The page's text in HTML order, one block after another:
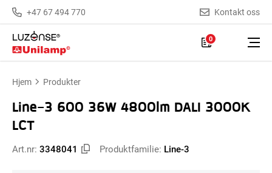
+47 67 494 770 Kontakt oss
0
Hjem Produkter
Line-3 600 36W 4800lm DALI 3000K
LCT
Art.nr: 3348041 Produktfamilie: Line-3